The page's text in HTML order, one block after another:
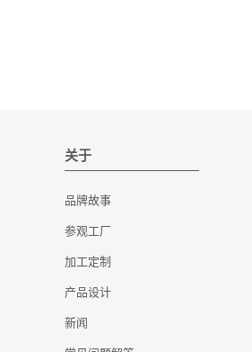
关于
品牌故事
参观工厂
加工定制
产品设计
新闻